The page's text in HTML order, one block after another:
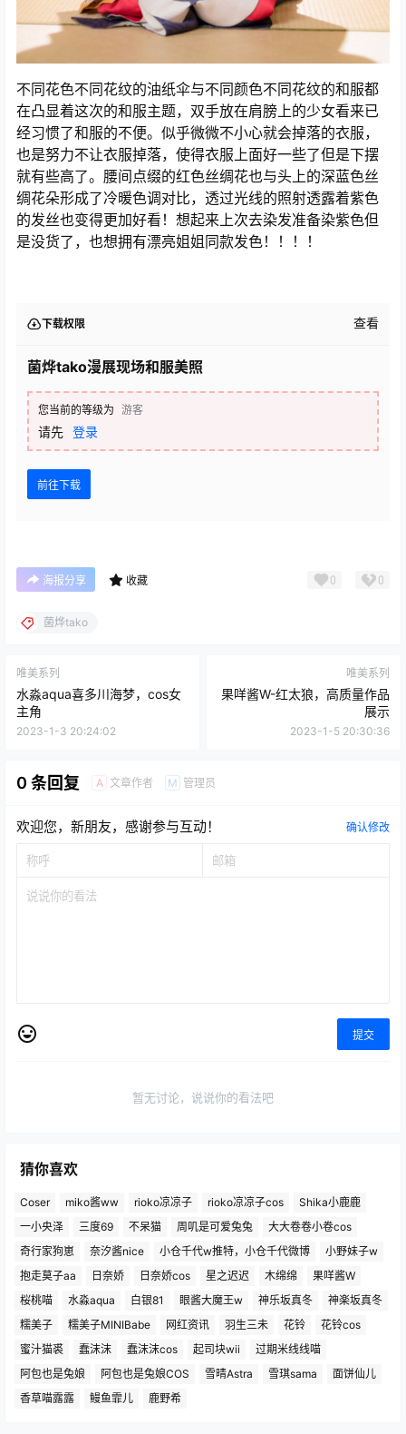
不同花色不同花纹的油纸伞与不同颜色不同花纹的和服都
在凸显着这次的和服主题，双手放在肩膀上的少女看来已
经习惯了和服的不便。似乎微微不小心就会掉落的衣服，
也是努力不让衣服掉落，使得衣服上面好一些了但是下摆
就有些高了。腰间点缀的红色丝绸花也与头上的深蓝色丝
绸花朵形成了冷暖色调对比，透过光线的照射透露着紫色
的发丝也变得更加好看！想起来上次去染发准备染紫色但
是没货了，也想拥有漂亮姐姐同款发色！！！！
下载权限 查看
菌烨tako漫展现场和服美照
您当前的等级为 游客
请先 登录
前往下载
海报分享 收藏 0 0
菌烨tako
唯美系列
水淼aqua喜多川海梦，cos女
主角
2023-1-3 20:24:02
唯美系列
果咩酱W-红太狼，高质量作品
展示
2023-1-5 20:30:36
0 条回复 A 文章作者 M 管理员
欢迎您，新朋友，感谢参与互动！ 确认修改
提交
暂无讨论，说说你的看法吧
猜你喜欢
Coser miko酱ww rioko凉凉子 rioko凉凉子cos
Shika小鹿鹿
一小央泽
三度69 不呆猫 周叽是可爱兔兔
大大卷卷小卷cos
奇行家狗崽
奈汐酱nice 小仓千代w推特，小仓千代微博
小野妹子w
抱走莫子aa
日奈娇 日奈娇cos 星之迟迟 木绵绵
果咩酱W
桜桃喵
水淼aqua 白银81 眼酱大魔王w 神乐坂真冬
神楽坂真冬
糯美子
糯美子MINIBabe 网红资讯 羽生三未 花铃
花铃cos
蜜汁猫裘
蠢沫沫 蠢沫沫cos 起司块wii
过期米线线喵
阿包也是兔娘
阿包也是兔娘COS 雪晴Astra 雪琪sama
面饼仙儿
香草喵露露
鳗鱼霏儿 鹿野希